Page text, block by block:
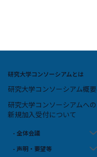
研究大学コンソーシアムとは
研究大学コンソーシアム概要
研究大学コンソーシアムへの
新規加入受付について
- 全体会議
- 声明・要望等